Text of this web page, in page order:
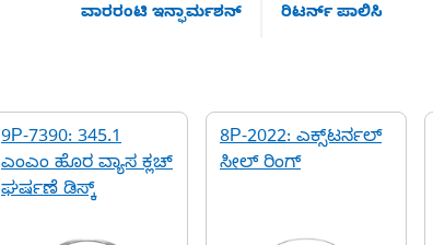
ವಾರರಂಟಿ ಇನ್ಫಾರ್ಮಶನ್ ರಿಟರ್ನ್ ಪಾಲಿಸಿ
9P-7390: 345.1
ಎಂಎಂ ಹೊರ ವ್ಯಾಸ ಕ್ಲಚ್
ಘರ್ಷಣೆ ಡಿಸ್ಕ್
8P-2022: ಎಕ್ಸ್‌ಟರ್ನಲ್
ಸೀಲ್ ರಿಂಗ್